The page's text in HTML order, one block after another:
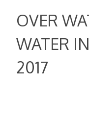
OVER
WATER
2017